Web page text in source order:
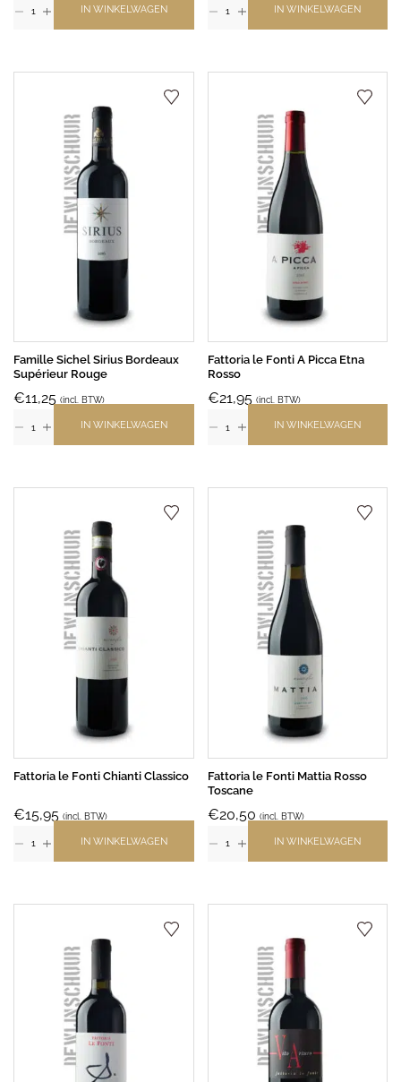
IN WINKELWAGEN IN WINKELWAGEN
Famille Sichel Sirius Bordeaux
Supérieur Rouge
€11,25 (incl. BTW)
IN WINKELWAGEN
Fattoria le Fonti A Picca Etna
Rosso
€21,95 (incl. BTW)
IN WINKELWAGEN
Fattoria le Fonti Chianti Classico
€15,95 (incl. BTW)
IN WINKELWAGEN
Fattoria le Fonti Mattia Rosso
Toscane
€20,50 (incl. BTW)
IN WINKELWAGEN